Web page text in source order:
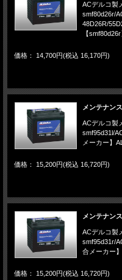
ACデルコ製
smf80d26r/
48D26R/
【smf80d26r
価格： 14,700円(税込 16,170円)
メンテナン
ACデルコ製
smf95d31l/
メーカー】
価格： 15,200円(税込 16,720円)
メンテナン
ACデルコ製
smf95d31r/
合メーカー
価格： 15,200円(税込 16,720円)